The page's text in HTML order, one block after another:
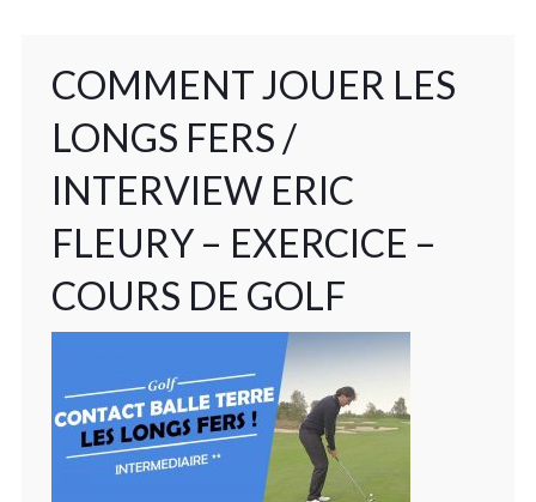
COMMENT JOUER LES
LONGS FERS /
INTERVIEW ERIC
FLEURY – EXERCICE –
COURS DE GOLF